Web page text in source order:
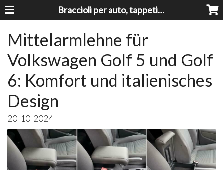
Braccioli per auto, tappeti auto, accessori auto MADE IN ITALY - Armrests, Mittelarmlehnen, Accoundoirs
Mittelarmlehne für
Volkswagen Golf 5 und Golf
6: Komfort und italienisches
Design
20-10-2024